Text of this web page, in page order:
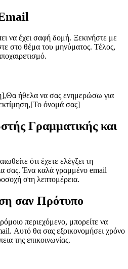
να έχει σαφή δομή. Ξεκινήστε με
στο θέμα του μηνύματος. Τέλος,
ήθελα να σας ενημερώσω για
όνομά σας]
Γραμματικής και
ότι έχετε ελέγξει τη
σας. Ένα καλά γραμμένο email
στη λεπτομέρεια.
σαν Πρότυπο
περιεχόμενο, μπορείτε να
Αυτό θα σας εξοικονομήσει χρόνο
της επικοινωνίας.